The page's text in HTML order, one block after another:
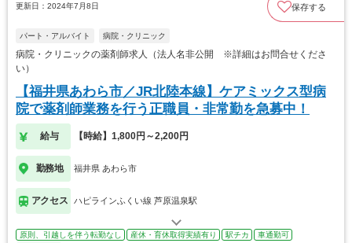
更新日：2024年7月8日 保存する
パート・アルバイト 病院・クリニック
病院・クリニックの薬剤師求人（法人名非公開 ※詳細はお問合せくださ
い）
【福井県あわら市／JR北陸本線】ケアミックス型病
院で薬剤師業務を行う正職員・非常勤を急募中！
給与 【時給】1,800円～2,200円
勤務地 福井県 あわら市
アクセス ハピラインふくい線 芦原温泉駅
原則、引越しを伴う転勤なし 産休・育休取得実績有り 駅チカ
車通勤可